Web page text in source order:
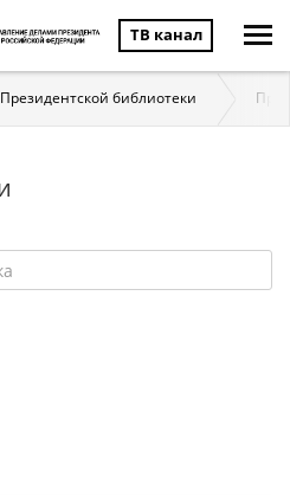
ТВ канал
библиотеки